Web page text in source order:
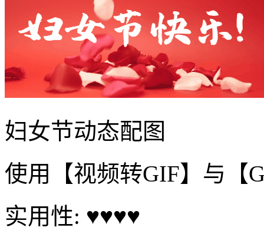
妇女节动态配图
使用【视频转GIF】与【
实用性: ♥♥♥♥